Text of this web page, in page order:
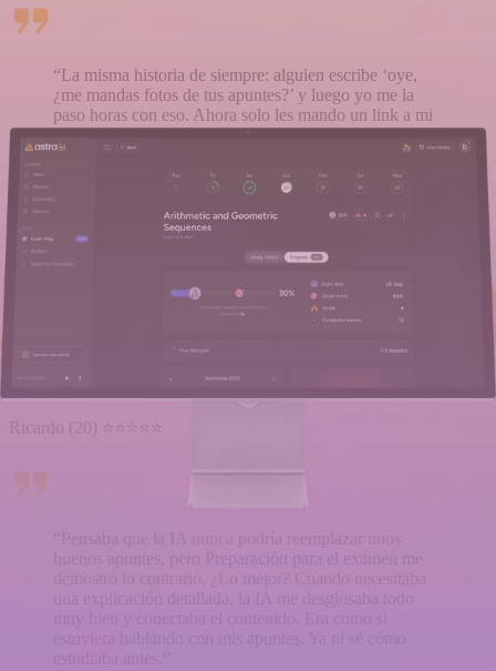
“La misma historia de siempre: alguien escribe ‘oye,
¿me mandas fotos de tus apuntes?’ y luego yo me la
paso horas con eso. Ahora solo les mando un link a mi
Preparación para el examen y ahí tienen todo para
empezar a estudiar para la prueba.”
Emma (21) ⭐⭐⭐⭐⭐
“El profe hablaba tan rápido en clase que me perdía la
mitad de las cosas. En la casa solo subí los apuntes de
un compañero a Astra AI y armé mi Preparación para el
estudio muchísimo más fácil.”
Ricardo (20) ⭐⭐⭐⭐⭐